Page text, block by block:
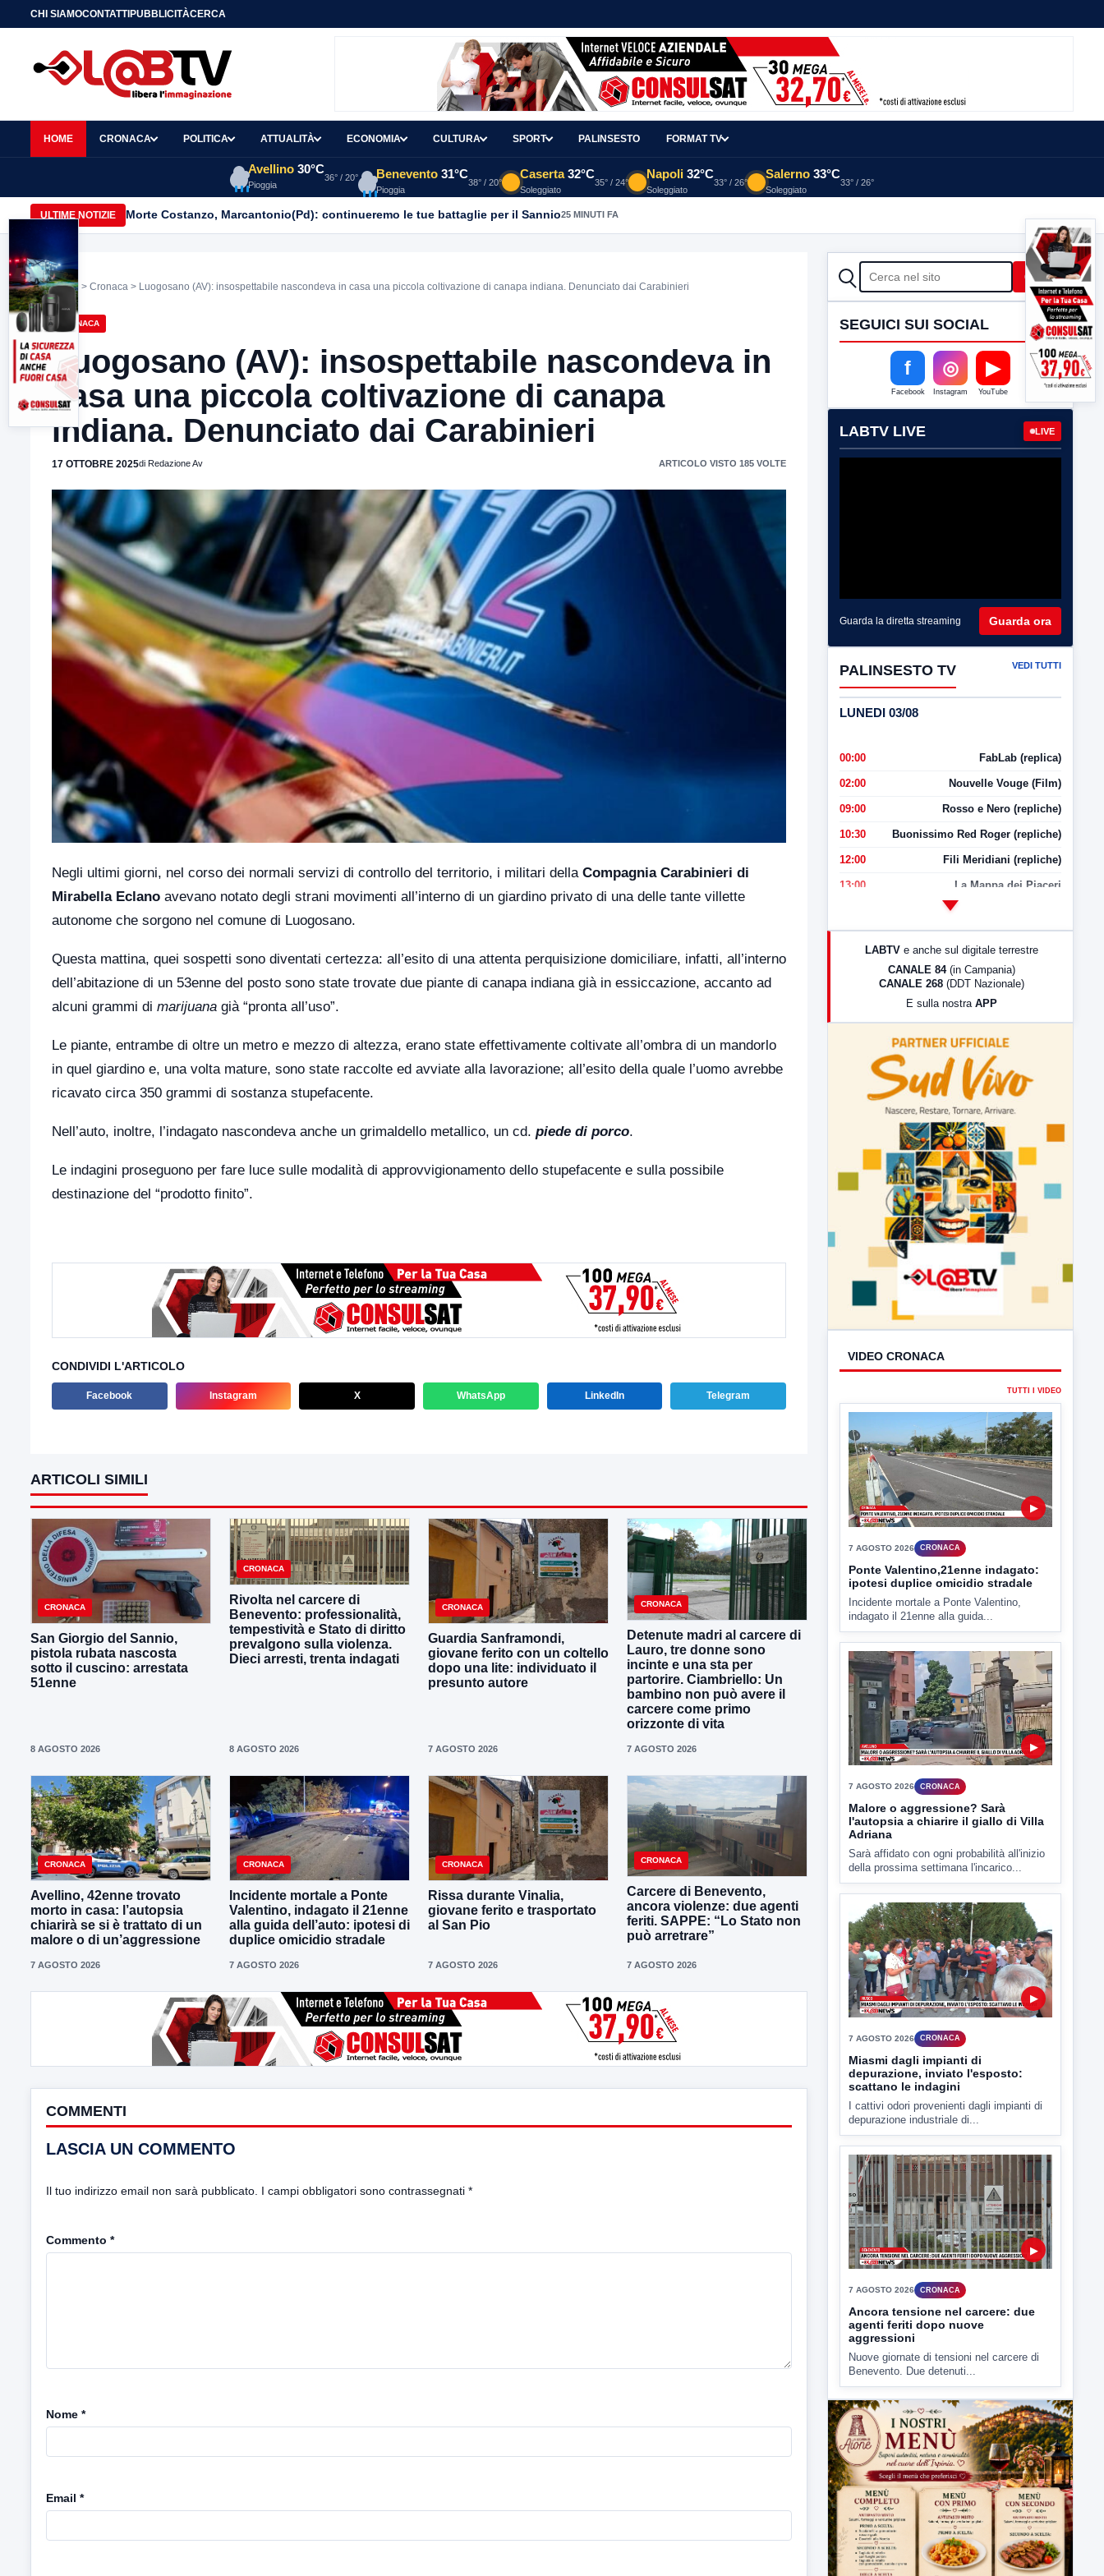
CHI SIAMOCONTATTIPUBBLICITÀCERCA
HOME CRONACA POLITICA ATTUALITÀ ECONOMIA CULTURA SPORT PALINSESTO FORMAT TV
Avellino 30°C
Pioggia
36° / 20° Benevento 31°C
Pioggia
38° / 20°
Caserta 32°C
Soleggiato
35° / 24°
Napoli 32°C
Soleggiato
33° / 26°
Salerno 33°C
Soleggiato
33° / 26°
ULTIME NOTIZIE Morte Costanzo, Marcantonio(Pd): continueremo le tue battaglie per il Sannio25 MINUTI FA
Home > Cronaca > Luogosano (AV): insospettabile nascondeva in casa una piccola coltivazione di canapa indiana. Denunciato dai Carabinieri
CRONACA
Luogosano (AV): insospettabile nascondeva in
casa una piccola coltivazione di canapa
indiana. Denunciato dai Carabinieri
17 OTTOBRE 2025di Redazione Av ARTICOLO VISTO 185 VOLTE
Negli ultimi giorni, nel corso dei normali servizi di controllo del territorio, i militari della Compagnia Carabinieri di
Mirabella Eclano avevano notato degli strani movimenti all’interno di un giardino privato di una delle tante villette
autonome che sorgono nel comune di Luogosano.
Questa mattina, quei sospetti sono diventati certezza: all’esito di una attenta perquisizione domiciliare, infatti, all’interno
dell’abitazione di un 53enne del posto sono state trovate due piante di canapa indiana già in essiccazione, accanto ad
alcuni grammi di marijuana già “pronta all’uso”.
Le piante, entrambe di oltre un metro e mezzo di altezza, erano state effettivamente coltivate all’ombra di un mandorlo
in quel giardino e, una volta mature, sono state raccolte ed avviate alla lavorazione; all’esito della quale l’uomo avrebbe
ricavato circa 350 grammi di sostanza stupefacente.
Nell’auto, inoltre, l’indagato nascondeva anche un grimaldello metallico, un cd. piede di porco.
Le indagini proseguono per fare luce sulle modalità di approvvigionamento dello stupefacente e sulla possibile
destinazione del “prodotto finito”.
CONDIVIDI L'ARTICOLO
Facebook Instagram X WhatsApp LinkedIn Telegram
ARTICOLI SIMILI
CRONACA
San Giorgio del Sannio,
pistola rubata nascosta
sotto il cuscino: arrestata
51enne
8 AGOSTO 2026
CRONACA
Rivolta nel carcere di
Benevento: professionalità,
tempestività e Stato di diritto
prevalgono sulla violenza.
Dieci arresti, trenta indagati
8 AGOSTO 2026
CRONACA
Guardia Sanframondi,
giovane ferito con un coltello
dopo una lite: individuato il
presunto autore
7 AGOSTO 2026
CRONACA
Detenute madri al carcere di
Lauro, tre donne sono
incinte e una sta per
partorire. Ciambriello: Un
bambino non può avere il
carcere come primo
orizzonte di vita
7 AGOSTO 2026
CRONACA
Avellino, 42enne trovato
morto in casa: l’autopsia
chiarirà se si è trattato di un
malore o di un’aggressione
7 AGOSTO 2026
CRONACA
Incidente mortale a Ponte
Valentino, indagato il 21enne
alla guida dell’auto: ipotesi di
duplice omicidio stradale
7 AGOSTO 2026
CRONACA
Rissa durante Vinalia,
giovane ferito e trasportato
al San Pio
7 AGOSTO 2026
CRONACA
Carcere di Benevento,
ancora violenze: due agenti
feriti. SAPPE: “Lo Stato non
può arretrare”
7 AGOSTO 2026
COMMENTI
LASCIA UN COMMENTO
Il tuo indirizzo email non sarà pubblicato. I campi obbligatori sono contrassegnati *
Commento *
Nome *
Email *
CERCA Cerca
SEGUICI SUI SOCIAL
f
Facebook
◎
Instagram
▶
YouTube
LABTV LIVE LIVE
Guarda la diretta streaming Guarda ora
PALINSESTO TV VEDI TUTTI
LUNEDI 03/08
00:00 FabLab (replica)
02:00 Nouvelle Vouge (Film)
09:00 Rosso e Nero (repliche)
10:30 Buonissimo Red Roger (repliche)
12:00 Fili Meridiani (repliche)
13:00 La Mappa dei Piaceri
LabNews (Diretta)
LabNews (replica)
LABTV e anche sul digitale terrestre
CANALE 84 (in Campania)
CANALE 268 (DDT Nazionale)
E sulla nostra APP
VIDEO CRONACA
TUTTI I VIDEO
7 AGOSTO 2026 CRONACA
Ponte Valentino,21enne indagato:
ipotesi duplice omicidio stradale
Incidente mortale a Ponte Valentino,
indagato il 21enne alla guida...
▶
Malore o aggressione? Sarà
l'autopsia a chiarire il giallo di Villa
Adriana
Sarà affidato con ogni probabilità all'inizio
della prossima settimana l'incarico...
▶
Miasmi dagli impianti di
depurazione, inviato l'esposto:
scattano le indagini
I cattivi odori provenienti dagli impianti di
depurazione industriale di...
▶
Ancora tensione nel carcere: due
agenti feriti dopo nuove
aggressioni
Nuove giornate di tensioni nel carcere di
Benevento. Due detenuti...